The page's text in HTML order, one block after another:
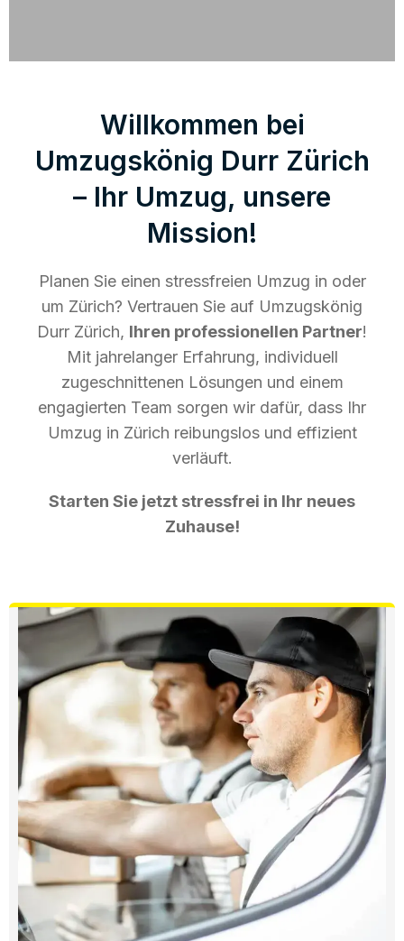
Willkommen bei
Umzugskönig Durr Zürich
– Ihr Umzug, unsere
Mission!
Planen Sie einen stressfreien Umzug in oder
um Zürich? Vertrauen Sie auf Umzugskönig
Durr Zürich, Ihren professionellen Partner!
Mit jahrelanger Erfahrung, individuell
zugeschnittenen Lösungen und einem
engagierten Team sorgen wir dafür, dass Ihr
Umzug in Zürich reibungslos und effizient
verläuft.
Starten Sie jetzt stressfrei in Ihr neues
Zuhause!